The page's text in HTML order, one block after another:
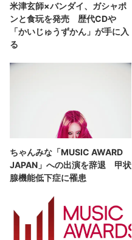
米津玄師×バンダイ、ガシャポ
ンと食玩を発売 歴代CDや
「かいじゅうずかん」が手に入
る
ちゃんみな「MUSIC AWARD
JAPAN」への出演を辞退 甲状
腺機能低下症に罹患